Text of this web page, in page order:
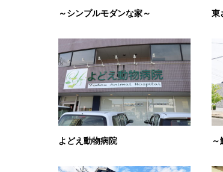
～シンプルモダンな家～ 東
よどえ動物病院